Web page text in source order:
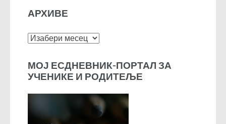
АРХИВЕ
Архиве
МОЈ ЕСДНЕВНИК-ПОРТАЛ ЗА
УЧЕНИКЕ И РОДИТЕЉЕ